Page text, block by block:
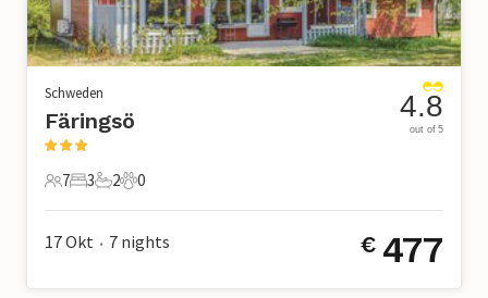
Schweden
Färingsö
7 Gäste
7
3 Schlafzimmer
3
2 Badezimmer
2
0 Haustiere
0
4.8
out of 5
17 Okt • 7 nights € 477